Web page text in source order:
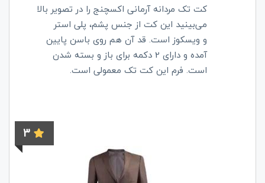
کت تک مردانه آرمانی اکسچنج را در تصویر بالا
می‌بینید این کت از جنس پشم، پلی استر
و ویسکوز است. قد آن هم روی باسن پایین
آمده و دارای 2 دکمه برای باز و بسته شدن
است. فرم این کت تک معمولی است.
3